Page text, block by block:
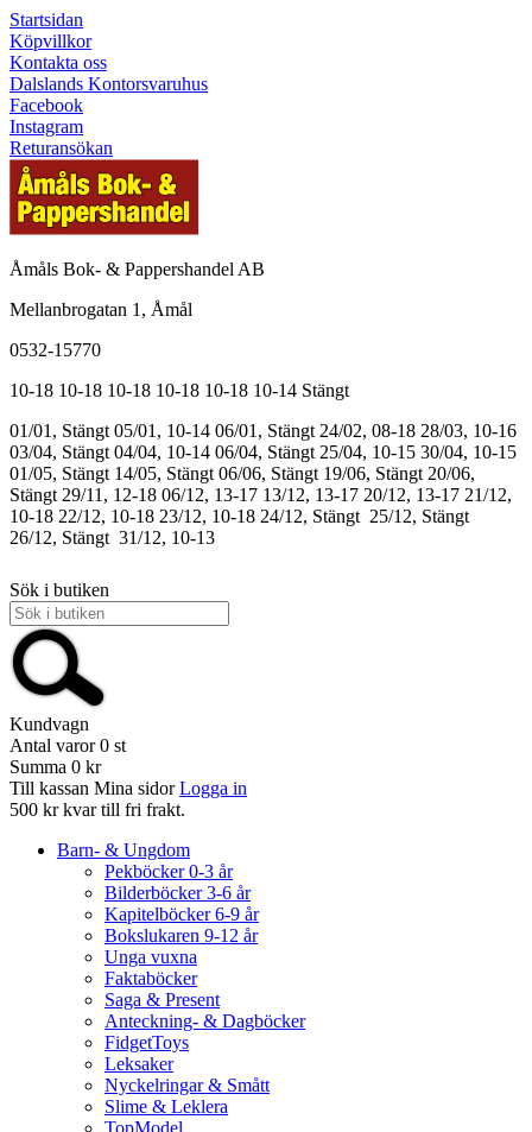
Startsidan
Köpvillkor
Kontakta oss
Dalslands Kontorsvaruhus
Facebook
Instagram
Returansökan
Åmåls Bok- & Pappershandel AB
Mellanbrogatan 1, Åmål
0532-15770
10-18 10-18 10-18 10-18 10-18 10-14 Stängt
01/01, Stängt 05/01, 10-14 06/01, Stängt 24/02, 08-18 28/03, 10-16
03/04, Stängt 04/04, 10-14 06/04, Stängt 25/04, 10-15 30/04, 10-15
01/05, Stängt 14/05, Stängt 06/06, Stängt 19/06, Stängt 20/06,
Stängt 29/11, 12-18 06/12, 13-17 13/12, 13-17 20/12, 13-17 21/12,
10-18 22/12, 10-18 23/12, 10-18 24/12, Stängt 25/12, Stängt
26/12, Stängt 31/12, 10-13
Sök i butiken
Kundvagn
Antal varor 0 st
Summa 0 kr
Till kassan Mina sidor Logga in
500 kr kvar till fri frakt.
Barn- & Ungdom
Pekböcker 0-3 år
Bilderböcker 3-6 år
Kapitelböcker 6-9 år
Bokslukaren 9-12 år
Unga vuxna
Faktaböcker
Saga & Present
Anteckning- & Dagböcker
FidgetToys
Leksaker
Nyckelringar & Smått
Slime & Leklera
TopModel